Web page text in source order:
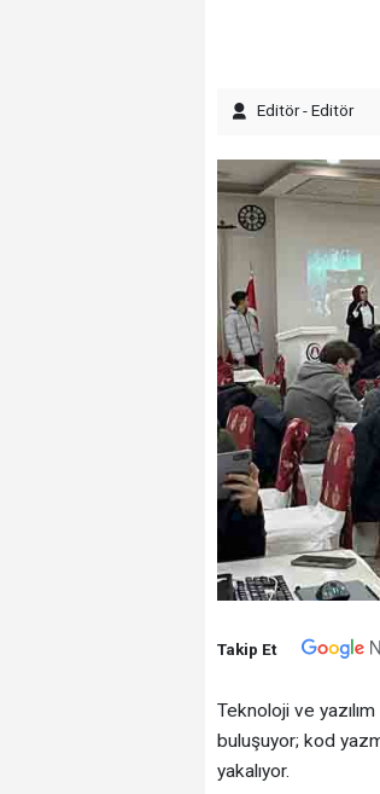
Editör - Editör
Takip Et
Teknoloji ve
buluşuyor; kod
yakalıyor.